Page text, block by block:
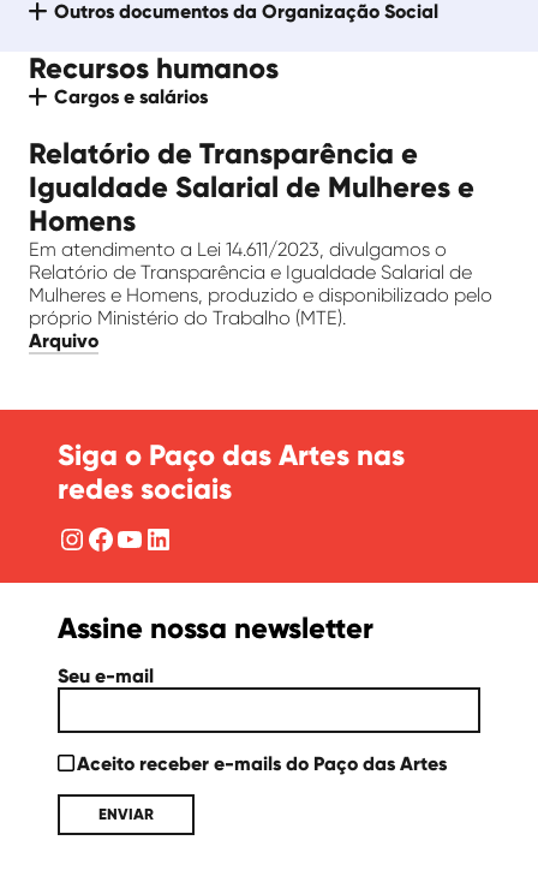
Outros documentos da Organização Social
Recursos humanos
Cargos e salários
Relatório de Transparência e
Igualdade Salarial de Mulheres e
Homens
Em atendimento a Lei 14.611/2023, divulgamos o
Relatório de Transparência e Igualdade Salarial de
Mulheres e Homens, produzido e disponibilizado pelo
próprio Ministério do Trabalho (MTE).
Arquivo
Siga o Paço das Artes nas
redes sociais
Instagram
Facebook
YouTube
LinkedIn
Assine nossa newsletter
Seu e-mail
Aceito receber e-mails do Paço das Artes